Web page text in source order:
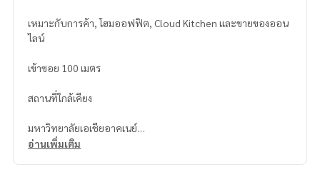
เหมาะกับการค้า, โฮมออฟฟิต, Cloud Kitchen และขายของออน
ไลน์
เข้าซอย 100 เมตร
สถานที่ใกล้เคียง
มหาวิทยาลัยเอเชียอาคเนย์
โรงพยาบาลวิชัยเวช
อ่านเพิ่มเติม